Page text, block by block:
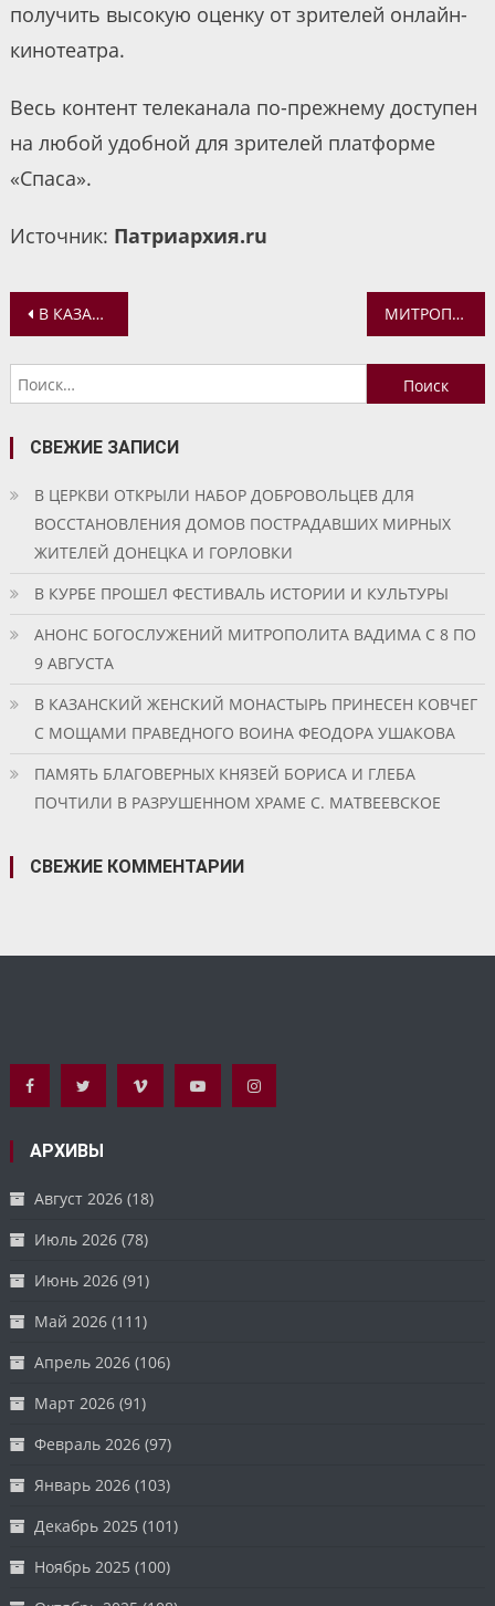
получить высокую оценку от зрителей онлайн-
кинотеатра.
Весь контент телеканала по-прежнему доступен
на любой удобной для зрителей платформе
«Спаса».
Источник: Патриархия.ru
Навигация
по
записям
В КАЗАНСКОМ ХРАМЕ С. КУРБА ПРОЙДЕТ СУББОТНИК МИТРОПОЛИТ ВАДИМ СОВЕРШИЛ БОЖЕСТВЕННУЮ ЛИТУРГИЮ В ВОСКРЕСЕНСКОМ ХРАМЕ С. ВЯТСКОГО
Найти:
СВЕЖИЕ ЗАПИСИ
В ЦЕРКВИ ОТКРЫЛИ НАБОР ДОБРОВОЛЬЦЕВ ДЛЯ
ВОССТАНОВЛЕНИЯ ДОМОВ ПОСТРАДАВШИХ МИРНЫХ
ЖИТЕЛЕЙ ДОНЕЦКА И ГОРЛОВКИ
В КУРБЕ ПРОШЕЛ ФЕСТИВАЛЬ ИСТОРИИ И КУЛЬТУРЫ
АНОНС БОГОСЛУЖЕНИЙ МИТРОПОЛИТА ВАДИМА С 8 ПО
9 АВГУСТА
В КАЗАНСКИЙ ЖЕНСКИЙ МОНАСТЫРЬ ПРИНЕСЕН КОВЧЕГ
С МОЩАМИ ПРАВЕДНОГО ВОИНА ФЕОДОРА УШАКОВА
ПАМЯТЬ БЛАГОВЕРНЫХ КНЯЗЕЙ БОРИСА И ГЛЕБА
ПОЧТИЛИ В РАЗРУШЕННОМ ХРАМЕ С. МАТВЕЕВСКОЕ
СВЕЖИЕ КОММЕНТАРИИ
АРХИВЫ
Август 2026 (18)
Июль 2026 (78)
Июнь 2026 (91)
Май 2026 (111)
Апрель 2026 (106)
Март 2026 (91)
Февраль 2026 (97)
Январь 2026 (103)
Декабрь 2025 (101)
Ноябрь 2025 (100)